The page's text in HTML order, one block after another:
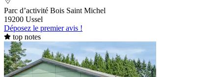
Parc d’activité Bois Saint Michel
19200 Ussel
Déposez le premier avis !
top notes